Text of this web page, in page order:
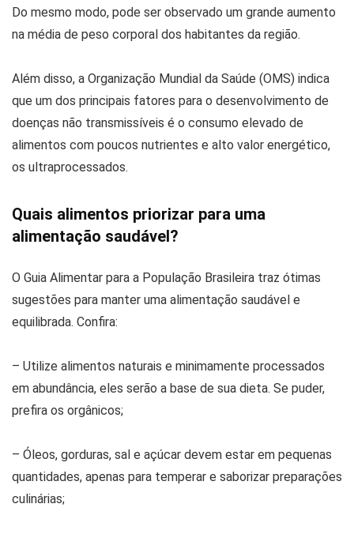
Do mesmo modo, pode ser observado um grande aumento
na média de peso corporal dos habitantes da região.
Além disso, a Organização Mundial da Saúde (OMS) indica
que um dos principais fatores para o desenvolvimento de
doenças não transmissíveis é o consumo elevado de
alimentos com poucos nutrientes e alto valor energético,
os ultraprocessados.
Quais alimentos priorizar para uma
alimentação saudável?
O Guia Alimentar para a População Brasileira traz ótimas
sugestões para manter uma alimentação saudável e
equilibrada. Confira:
– Utilize alimentos naturais e minimamente processados
em abundância, eles serão a base de sua dieta. Se puder,
prefira os orgânicos;
– Óleos, gorduras, sal e açúcar devem estar em pequenas
quantidades, apenas para temperar e saborizar preparações
culinárias;